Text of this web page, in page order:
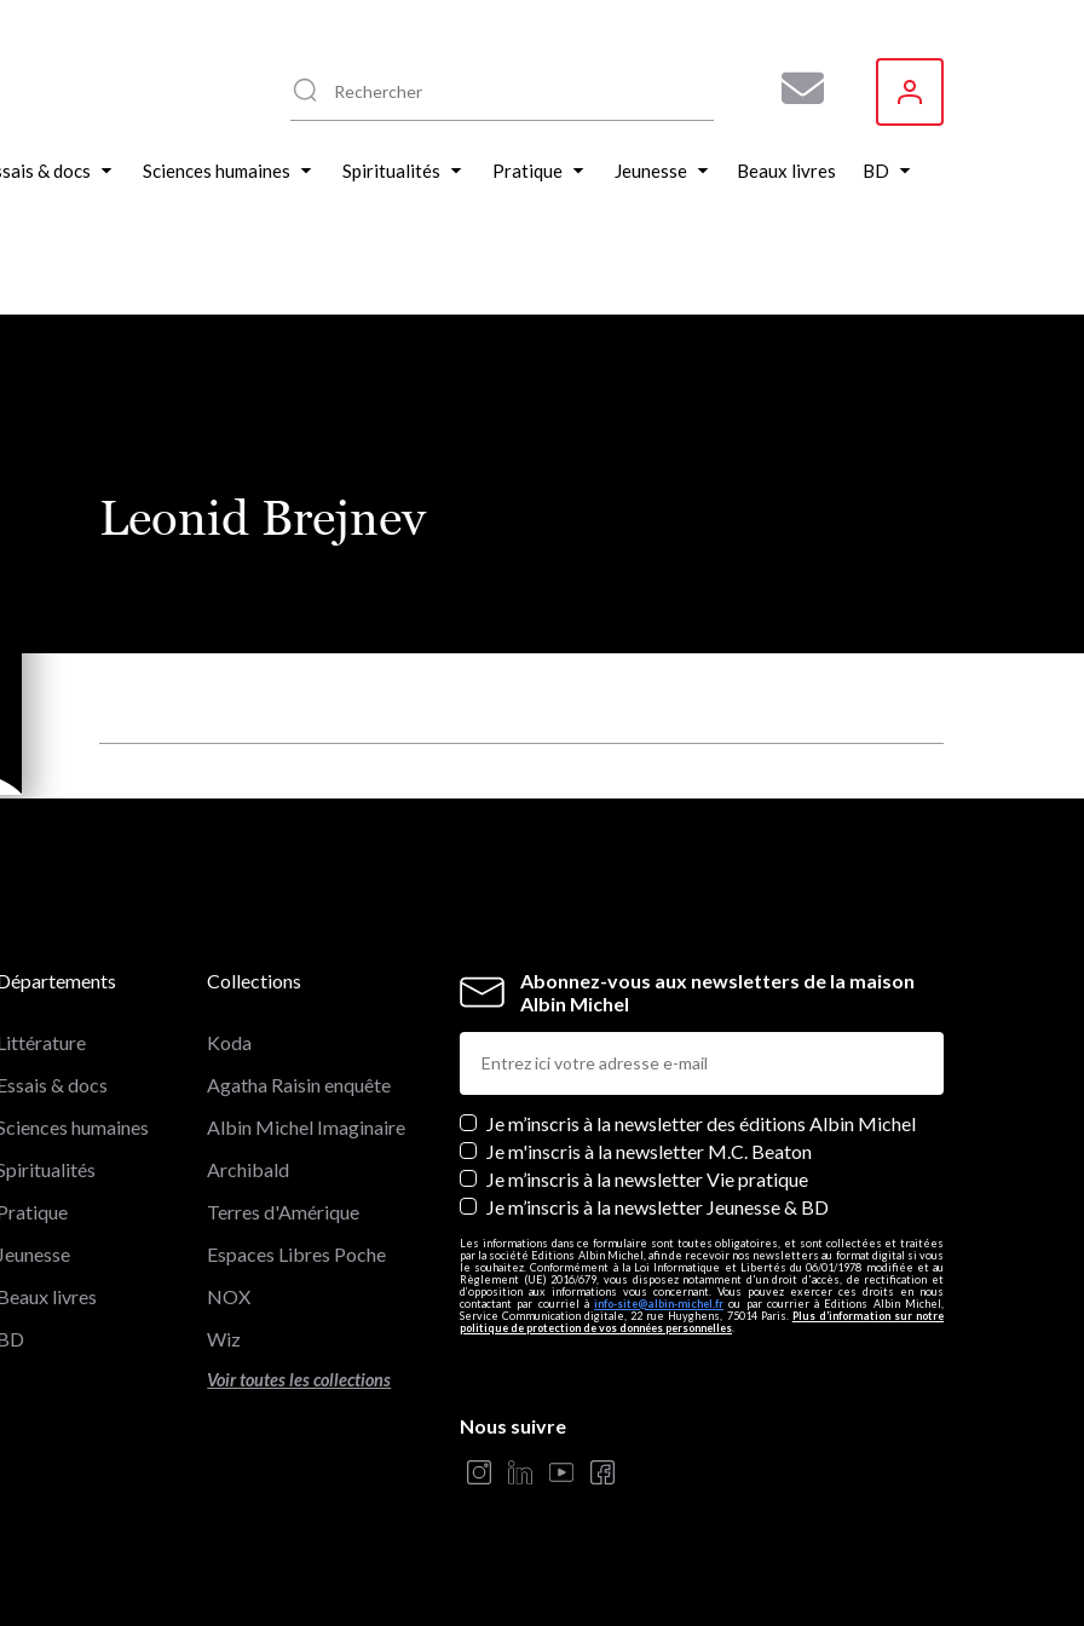
& docs Sciences humaines Spiritualités Pratique Jeunesse Beaux livres BD
Leonid Brejnev
Abonnez-vous aux newsletters de la maison
Albin Michel
Newsletters
Je m’inscris à la newsletter des éditions Albin Michel
Je m'inscris à la newsletter M.C. Beaton
Je m’inscris à la newsletter Vie pratique
Je m’inscris à la newsletter Jeunesse & BD
Les informations dans ce formulaire sont toutes obligatoires, et sont collectées et traitées
par la société Editions Albin Michel, afin de recevoir nos newsletters au format digital si vous
le souhaitez. Conformément à la Loi Informatique et Libertés du 06/01/1978 modifiée et au
Règlement (UE) 2016/679, vous disposez notamment d'un droit d'accès, de rectification et
d’opposition aux informations vous concernant. Vous pouvez exercer ces droits en nous
contactant par courriel àinfo-site@albin-michel.fr ou par courrier à Editions Albin Michel,
Service Communication digitale, 22 rue Huyghens, 75014 Paris. Plus d’information sur notre
politique de protection de vos données personnelles
& docs
humaines
Jeunesse
livres
Collections
Koda
Agatha Raisin enquête
Albin Michel Imaginaire
Archibald
Terres d'Amérique
Espaces Libres Poche
NOX
Wiz
Voir toutes les collections
Nous suivre